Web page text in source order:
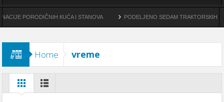
КUĆA I STANOVA PODELJENO SEDAM TRAКTORSКIH КOSILICA
Home vreme